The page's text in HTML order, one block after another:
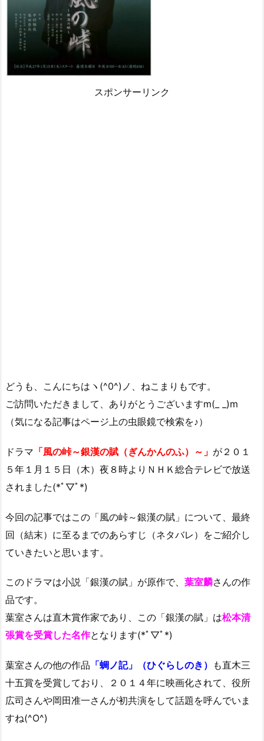
スポンサーリンク
どうも、こんにちはヽ(^0^)ノ、ねこまりもです。
ご訪問いただきまして、ありがとうございますm(_ _)m
（気になる記事はページ上の虫眼鏡で検索を♪）
ドラマ 「風の峠～銀漢の賦（ぎんかんのふ）～」 が２０１
５年１月１５日（木）夜８時よりＮＨＫ総合テレビで放送
されました(*ﾟ▽ﾟ*)
今回の記事ではこの「風の峠～銀漢の賦」について、最終
回（結末）に至るまでのあらすじ（ネタバレ）をご紹介し
ていきたいと思います。
このドラマは小説「銀漢の賦」が原作で、 葉室麟さんの作
品です。
葉室さんは直木賞作家であり、この「銀漢の賦」は松本清
張賞を受賞した名作となります(*ﾟ▽ﾟ*)
葉室さんの他の作品 「蜩ノ記」（ひぐらしのき） も直木三
十五賞を受賞しており、２０１４年に映画化されて、役所
広司さんや岡田准一さんが初共演をして話題を呼んでいま
すね(^O^)